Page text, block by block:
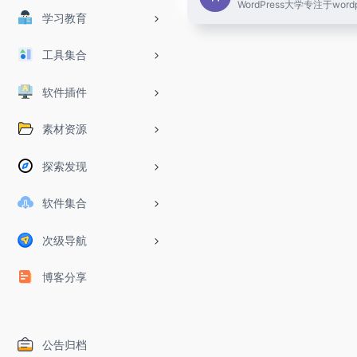
学习教育
工具集合
软件插件
素材资源
探索发现
软件集合
次级导航
博客分享
公告归档